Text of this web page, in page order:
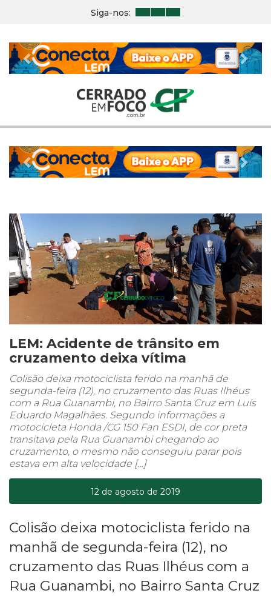
Siga-nos:
Previous Next
Previous Next
LEM: Acidente de trânsito em
cruzamento deixa vítima
Colisão deixa motociclista ferido na manhã de
segunda-feira (12), no cruzamento das Ruas Ilhéus
com a Rua Guanambi, no Bairro Santa Cruz em Luís
Eduardo Magalhães. Segundo informações a
motocicleta Honda /CG 150 Fan ESDI, de cor preta
transitava pela Rua Guanambi chegando ao
cruzamento, o mesmo não conseguiu parar pois
estava em alta velocidade […]
12 de agosto de 2019
Colisão deixa motociclista ferido na
manhã de segunda-feira (12), no
cruzamento das Ruas Ilhéus com a
Rua Guanambi, no Bairro Santa Cruz